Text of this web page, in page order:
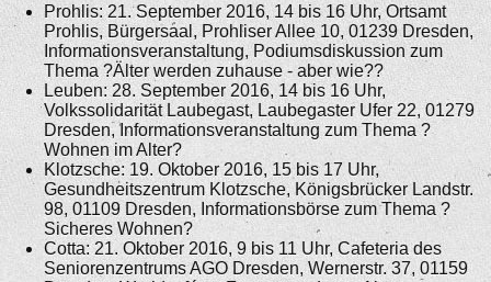
Prohlis: 21. September 2016, 14 bis 16 Uhr, Ortsamt
Prohlis, Bürgersaal, Prohliser Allee 10, 01239 Dresden,
Informationsveranstaltung, Podiumsdiskussion zum
Thema ?Älter werden zuhause - aber wie??
Leuben: 28. September 2016, 14 bis 16 Uhr,
Volkssolidarität Laubegast, Laubegaster Ufer 22, 01279
Dresden, Informationsveranstaltung zum Thema ?
Wohnen im Alter?
Klotzsche: 19. Oktober 2016, 15 bis 17 Uhr,
Gesundheitszentrum Klotzsche, Königsbrücker Landstr.
98, 01109 Dresden, Informationsbörse zum Thema ?
Sicheres Wohnen?
Cotta: 21. Oktober 2016, 9 bis 11 Uhr, Cafeteria des
Seniorenzentrums AGO Dresden, Wernerstr. 37, 01159